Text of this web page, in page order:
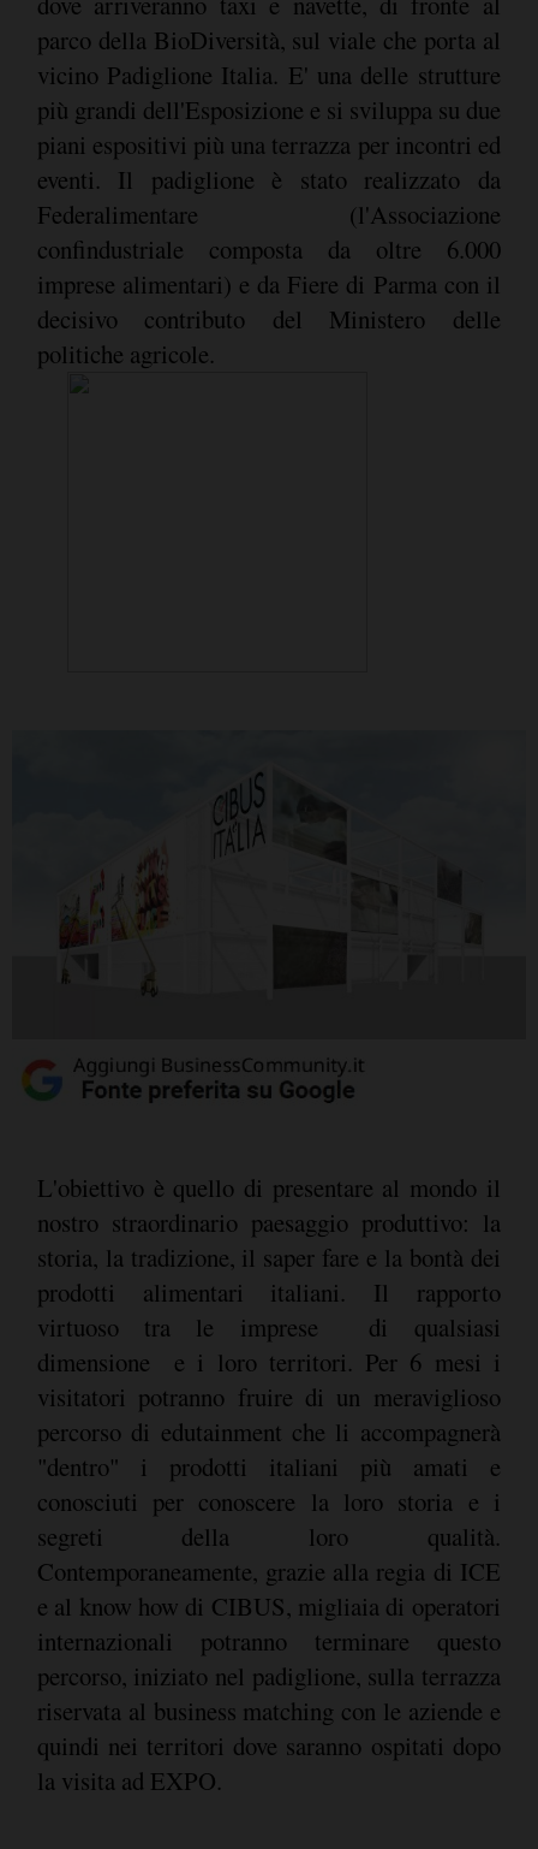
parco della BioDiversità, sul viale che porta al
vicino Padiglione Italia. E' una delle strutture
più grandi dell'Esposizione e si sviluppa su due
piani espositivi più una terrazza per incontri ed
eventi. Il padiglione è stato realizzato da
Federalimentare (l'Associazione
confindustriale composta da oltre 6.000
imprese alimentari) e da Fiere di Parma con il
decisivo contributo del Ministero delle
politiche agricole.
L'obiettivo è quello di presentare al mondo il
nostro straordinario paesaggio produttivo: la
storia, la tradizione, il saper fare e la bontà dei
prodotti alimentari italiani. Il rapporto
virtuoso tra le imprese  di qualsiasi
dimensione  e i loro territori. Per 6 mesi i
visitatori potranno fruire di un meraviglioso
percorso di edutainment che li accompagnerà
"dentro" i prodotti italiani più amati e
conosciuti per conoscere la loro storia e i
segreti della loro qualità.
Contemporaneamente, grazie alla regia di ICE
e al know how di CIBUS, migliaia di operatori
internazionali potranno terminare questo
percorso, iniziato nel padiglione, sulla terrazza
riservata al business matching con le aziende e
quindi nei territori dove saranno ospitati dopo
la visita ad EXPO.